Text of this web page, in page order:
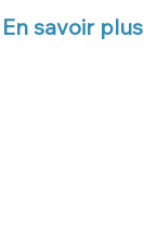
En savoir plus